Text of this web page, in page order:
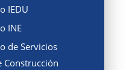
IEDU
INE
de Servicios
Construcción